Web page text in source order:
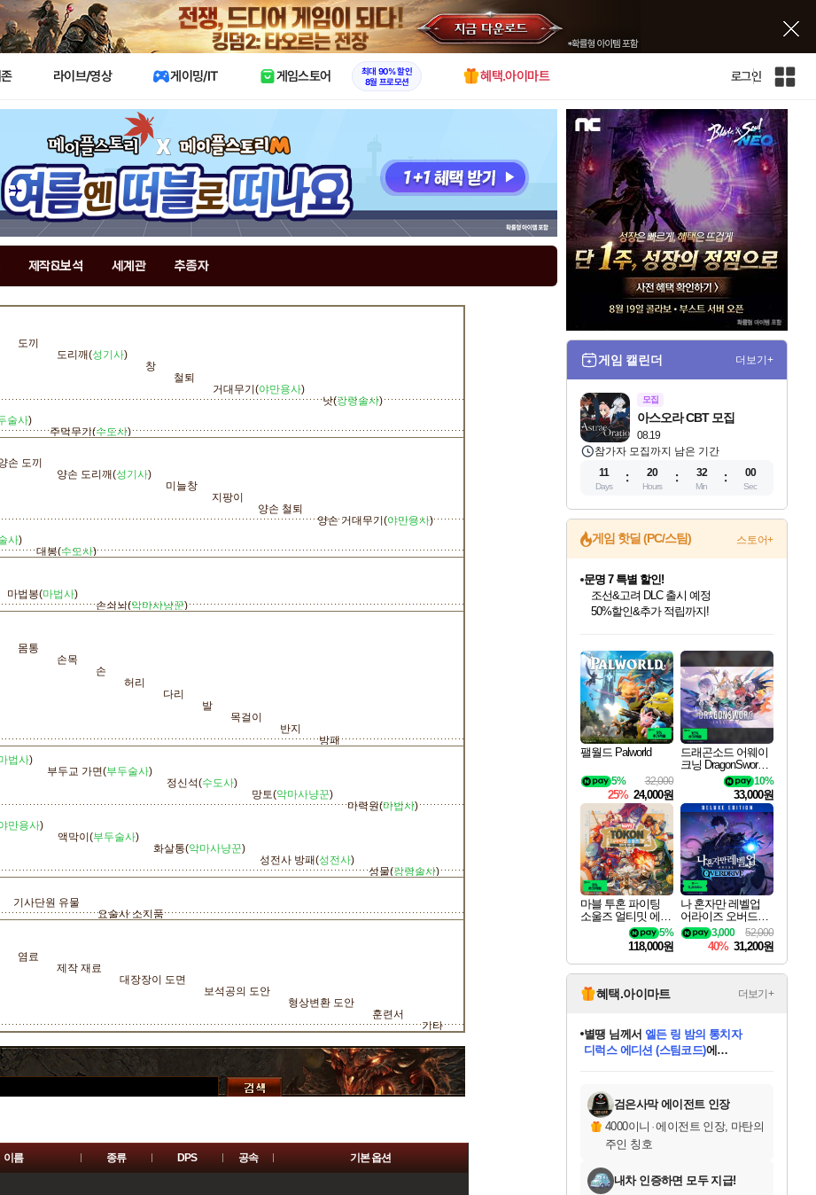
X
라이브/영상 게이밍/IT 게임스토어
최대 90% 할인
8월 프로모션
혜택.아이마트 로그인
인
전
체
사
제작&보석 세계관 추종자
도끼
도리깨(성기사)
창
철퇴
거대무기(야만용사)
낫(강령술사)
술사)
주먹무기(수도사)
손 도끼
양손 도리깨(성기사)
미늘창
지팡이
양손 철퇴
양손 거대무기(야만용사)
사)
대봉(수도사)
마법봉(마법사)
손쇠뇌(악마사냥꾼)
몸통
손목
손
허리
다리
발
목걸이
반지
방패
법사)
부두교 가면(부두술사)
정신석(수도사)
망토(악마사냥꾼)
마력원(마법사)
만용사)
액막이(부두술사)
화살통(악마사냥꾼)
성전사 방패(성전사)
성물(강령술사)
기사단원 유물
요술사 소지품
염료
제작 재료
대장장이 도면
보석공의 도안
형상변환 도안
훈련서
기타
희귀 세트
이름 종류 DPS 공속 기본 옵션
게임 캘린더 더보기+
모집
08.19
아스오라 CBT 모집
참가자 모집까지 남은 기간
11
Days
20
Hours
31
Min
59
Sec
게임 핫딜 (PC/스팀) 스토어+
최대 90% 할인가를 만나보세요!
네이버혜택과 함께 만나보세요!
문명 7 특별 할인!
조선&고려 DLC 출시 예정
50%할인&추가 적립까지!
네이버 포인트 혜택까지!
이니&베니 혜택까지!
네이버 혜택가와 함께 예약하세요!
할인&네이버혜택으로 만나보세요!
네이버페이 혜택과 만나보세요!
40주년 프로모션으로 만나보세요!
할인가에 만나보세요!
일부 에디션 상시 할인!
혜택으로 예약 판매 중
편안하게 충전하세요
팰월드 Palworld
32,000
5%
25% 24,000원
드래곤소드 어웨이
크닝 DragonSword A
10%
33,000원
마블 투혼 파이팅
소울즈 얼티밋 에디
션 MARVEL Tokon
Fighting Souls Ultima
5%
118,000원
나 혼자만 레벨업
어라이즈 오버드라
이브 디럭스 에디션
Solo Leveling Arise
Overdrive Deluxe Edi
tion
52,000
3,000
40% 31,200원
혜택.아이마트 더보기+
교환.
별땡 님께서 엘든 링 밤의 통치자
디럭스 에디션 (스팀코드)에
당첨되셨습니다.
당첨되셨습니다.
당첨되셨습니다.
당첨되셨습니다.
당첨되셨습니다.
당첨되셨습니다.
에디션 (스팀코드)를 교환.
당첨되셨습니다.
검은사막 에이전트 인장
4000이니 ·에이전트 인장, 마탄의
주인 칭호
내차 인증하면 모두 지급!